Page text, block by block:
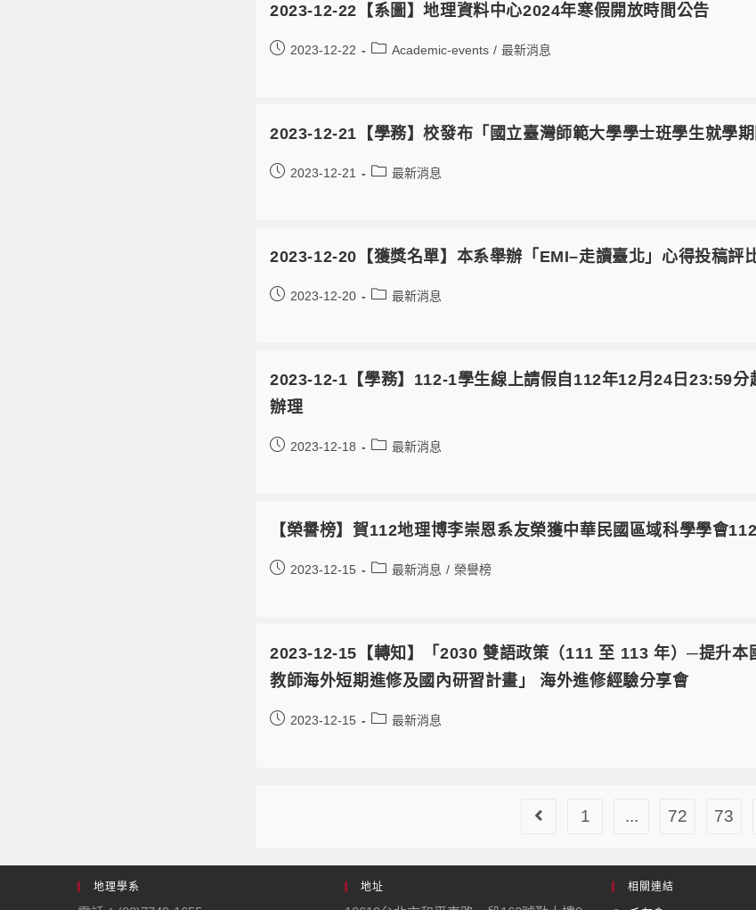
2023-12-22【系圖】地理資料中心2024年寒假開放時間公告
2023-12-22 Academic-events / 最新消息
2023-12-21【學務】校發布「國立臺灣師範大學學士班學生就學期
2023-12-21 最新消息
2023-12-20【獲獎名單】本系舉辦「EMI–走讀臺北」心得投稿評
2023-12-20 最新消息
2023-12-1【學務】112-1學生線上請假自112年12月24日23:59
辦理
2023-12-18 最新消息
【榮譽榜】賀112地理博李崇恩系友榮獲中華民國區域科學學會
2023-12-15 最新消息 / 榮譽榜
2023-12-15【轉知】「2030 雙語政策（111 至 113 年）─提升
教師海外短期進修及國內研習計畫」 海外進修經驗分享會
2023-12-15 最新消息
1 ... 72 73
地理學系 地址 相關連結